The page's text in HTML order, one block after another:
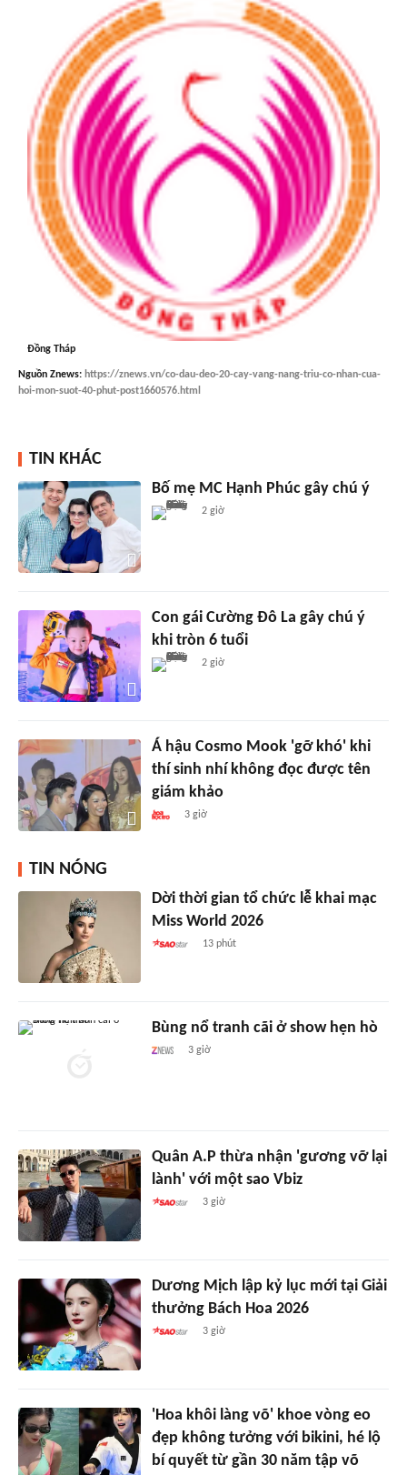
Đồng Tháp
Nguồn Znews: https://znews.vn/co-dau-deo-20-cay-vang-nang-triu-co-nhan-cua-
hoi-mon-suot-40-phut-post1660576.html
TIN KHÁC
Bố mẹ MC Hạnh Phúc gây chú ý
2 giờ
Con gái Cường Đô La gây chú ý
khi tròn 6 tuổi
2 giờ
Á hậu Cosmo Mook 'gỡ khó' khi
thí sinh nhí không đọc được tên
giám khảo
3 giờ
TIN NÓNG
Dời thời gian tổ chức lễ khai mạc
Miss World 2026
13 phút
Bùng nổ tranh cãi ở show hẹn hò
3 giờ
Quân A.P thừa nhận 'gương vỡ lại
lành' với một sao Vbiz
3 giờ
Dương Mịch lập kỷ lục mới tại Giải
thưởng Bách Hoa 2026
3 giờ
'Hoa khôi làng võ' khoe vòng eo
đẹp không tưởng với bikini, hé lộ
bí quyết từ gần 30 năm tập võ